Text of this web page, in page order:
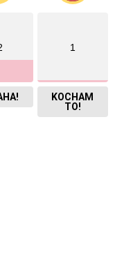
1
KOCHAM
TO!